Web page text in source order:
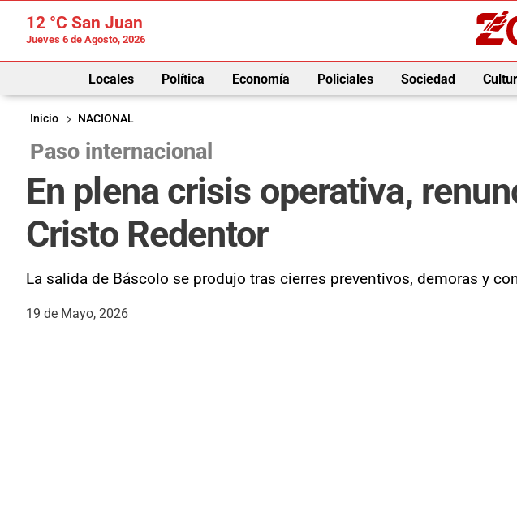
12 °C San Juan
Jueves 6 de Agosto, 2026
Locales Política Economía Policiales Sociedad
Inicio
NACIONAL
Paso internacional
En plena crisis operativa,
Cristo Redentor
La salida de Báscolo se produjo tras cierres preventivos, demoras y
19 de Mayo, 2026